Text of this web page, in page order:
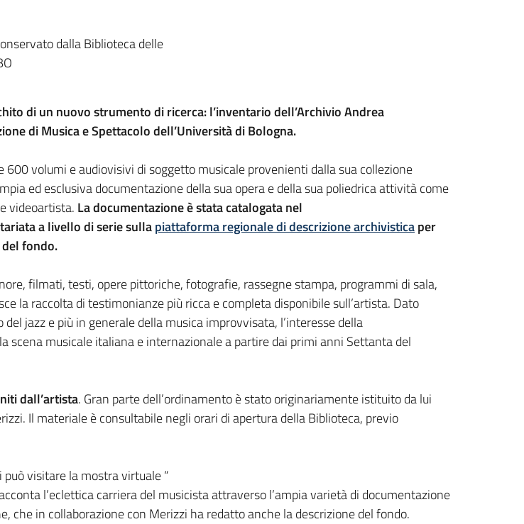
dalla Biblioteca delle
di un nuovo strumento di ricerca: l’inventario dell’Archivio Andrea
di Musica e Spettacolo dell’Università di Bologna.
600 volumi e audiovisivi di soggetto musicale provenienti dalla sua collezione
ed esclusiva documentazione della sua opera e della sua poliedrica attività come
videoartista. La documentazione è stata catalogata nel
a livello di serie sullapiattaforma regionale di descrizione archivisticaper
fondo.
filmati, testi, opere pittoriche, fotografie, rassegne stampa, programmi di sala,
la raccolta di testimonianze più ricca e completa disponibile sull’artista. Dato
jazz e più in generale della musica improvvisata, l’interesse della
scena musicale italiana e internazionale a partire dai primi anni Settanta del
dall’artista. Gran parte dell’ordinamento è stato originariamente istituito da lui
Il materiale è consultabile negli orari di apertura della Biblioteca, previo
visitare la mostra virtuale “
l’eclettica carriera del musicista attraverso l’ampia varietà di documentazione
che in collaborazione con Merizzi ha redatto anche la descrizione del fondo.